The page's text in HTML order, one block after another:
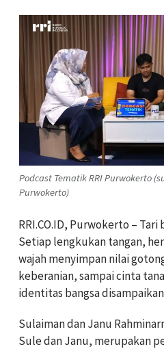
Podcast Tematik RRI Purwokerto
Purwokerto)
RRI.CO.ID, Purwokerto –
Setiap lengkukan tangan,
wajah menyimpan nilai
keberanian, sampai cinta
identitas bangsa
Sulaiman dan Janu
Sule dan Janu, merupakan